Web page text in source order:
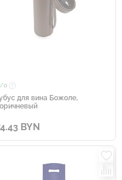
0
для вина Божоле,
BYN